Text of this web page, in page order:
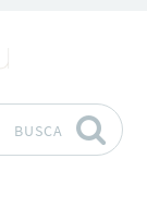
BUSCA